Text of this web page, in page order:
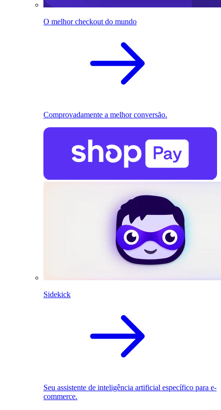
O melhor checkout do mundo
Comprovadamente a melhor conversão.
Sidekick
Seu assistente de inteligência artificial específico para e-
commerce.